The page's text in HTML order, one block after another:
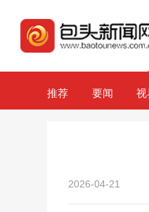
推荐 要闻 视
2026-04-21